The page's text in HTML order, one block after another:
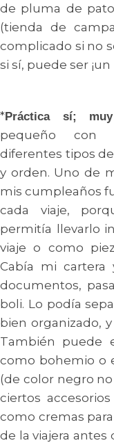
de pluma de
(tienda de
complicado si no
si sí, puede ser
*Práctica sí;
pequeño con
diferentes tipos
y orden. Uno de
mis cumpleaños
cada viaje,
permitía llevarlo
viaje o como
Cabía mi
documentos,
boli. Lo podía
bien organizado,
También puede
como bohemio o
(de color negro
ciertos
como cremas
de la viajera